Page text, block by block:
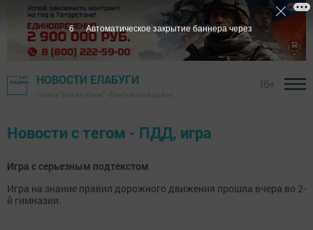
НОВОСТИ ЕЛАБУГИ
Новости с тегом - ПДД, игра
Игра с серьезным подтекстом
Игра на знание правил дорожного движения прошла вчера во 2-
й гимназии.
6 Автоматическое закрытие баннера через